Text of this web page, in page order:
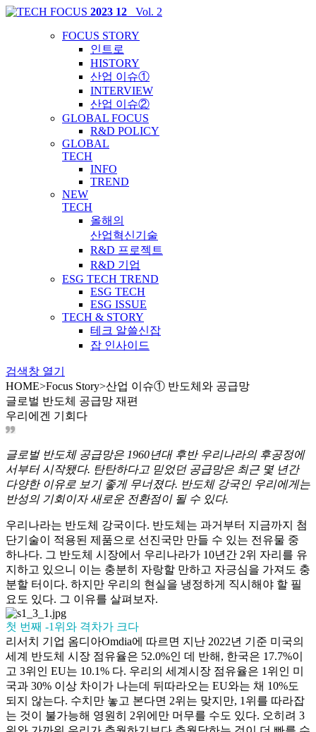
2023 12 _Vol. 2
FOCUS STORY
인트로
HISTORY
산업 이슈①
INTERVIEW
산업 이슈②
GLOBAL FOCUS
R&D POLICY
GLOBAL
TECH
INFO
TREND
NEW
TECH
올해의
산업혁신기술
R&D 프로젝트
R&D 기업
ESG TECH TREND
ESG TECH
ESG ISSUE
TECH & STORY
테크 알쓸신잡
잡 인사이드
검색창 열기
HOME>Focus Story>산업 이슈① 반도체와 공급망
글로벌 반도체 공급망 재편
우리에겐 기회다
글로벌 반도체 공급망은 1960년대 후반 우리나라의 후공정에
서부터 시작됐다. 탄탄하다고 믿었던 공급망은 최근 몇 년간
다양한 이유로 보기 좋게 무너졌다. 반도체 강국인 우리에게는
반성의 기회이자 새로운 전환점이 될 수 있다.
우리나라는 반도체 강국이다. 반도체는 과거부터 지금까지 첨
단기술이 적용된 제품으로 선진국만 만들 수 있는 전유물 중
하나다. 그 반도체 시장에서 우리나라가 10년간 2위 자리를 유
지하고 있으니 이는 충분히 자랑할 만하고 자긍심을 가져도 충
분할 터이다. 하지만 우리의 현실을 냉정하게 직시해야 할 필
요도 있다. 그 이유를 살펴보자.
첫 번째 -1위와 격차가 크다
리서치 기업 옴디아Omdia에 따르면 지난 2022년 기준 미국의
세계 반도체 시장 점유율은 52.0%인 데 반해, 한국은 17.7%이
고 3위인 EU는 10.1% 다. 우리의 세계시장 점유율은 1위인 미
국과 30% 이상 차이가 나는데 뒤따라오는 EU와는 채 10%도
되지 않는다. 수치만 놓고 본다면 2위는 맞지만, 1위를 따라잡
는 것이 불가능해 영원히 2위에만 머무를 수도 있다. 오히려 3